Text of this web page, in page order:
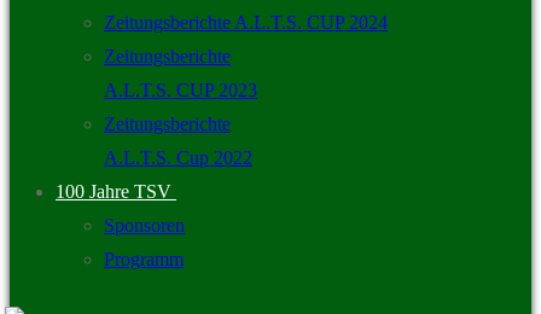
Zeitungsberichte A.L.T.S. CUP 2024
Zeitungsberichte
A.L.T.S. CUP 2023
Zeitungsberichte
A.L.T.S. Cup 2022
100 Jahre TSV
Sponsoren
Programm